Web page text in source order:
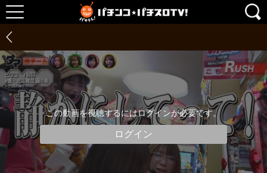
この動画を視聴するにはログインが必要です。
ログイン